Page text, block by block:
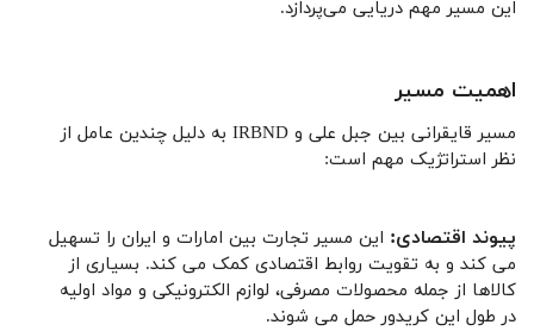
این مسیر مهم دریایی می‌پردازد.
اهمیت مسیر
مسیر قایقرانی بین جبل علی و IRBND به دلیل چندین عامل از
نظر استراتژیک مهم است:
پیوند اقتصادی: این مسیر تجارت بین امارات و ایران را تسهیل
می کند و به تقویت روابط اقتصادی کمک می کند. بسیاری از
کالاها از جمله محصولات مصرفی، لوازم الکترونیکی و مواد اولیه
در طول این کریدور حمل می شوند.